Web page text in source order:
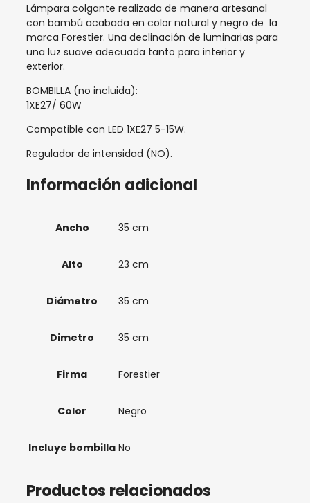
Lámpara colgante realizada de manera artesanal
con bambú acabada en color natural y negro de la
marca Forestier. Una declinación de luminarias para
una luz suave adecuada tanto para interior y
exterior.
BOMBILLA (no incluida):
1XE27/ 60W
Compatible con LED 1XE27 5-15W.
Regulador de intensidad (NO).
Información adicional
Ancho 35 cm
Alto 23 cm
Diámetro 35 cm
Dimetro 35 cm
Firma Forestier
Color Negro
Incluye bombilla No
Productos relacionados